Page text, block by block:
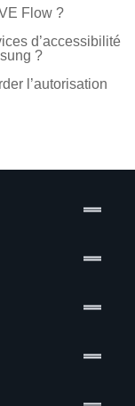
Flow ?
d’accessibilité
?
l’autorisation